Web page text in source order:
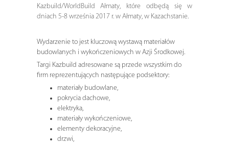
Kazbuild/WorldBuild Ałmaty, które odbędą się w
dniach 5-8 września 2017 r. w Ałmaty, w Kazachstanie.
Wydarzenie to jest kluczową wystawą materiałów
budowlanych i wykończeniowych w Azji Środkowej.
Targi Kazbuild adresowane są przede wszystkim do
firm reprezentujących następujące podsektory:
materiały budowlane,
pokrycia dachowe,
elektryka,
materiały wykończeniowe,
elementy dekoracyjne,
drzwi,